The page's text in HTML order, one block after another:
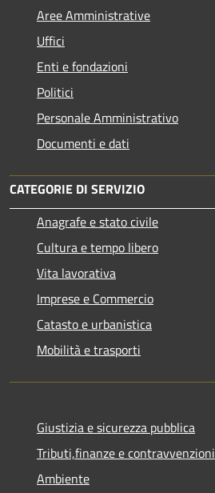
Aree Amministrative
Uffici
Enti e fondazioni
Politici
Personale Amministrativo
Documenti e dati
CATEGORIE DI SERVIZIO
Anagrafe e stato civile
Cultura e tempo libero
Vita lavorativa
Imprese e Commercio
Catasto e urbanistica
Mobilità e trasporti
Giustizia e sicurezza pubblica
Tributi,finanze e contravvenzioni
Ambiente